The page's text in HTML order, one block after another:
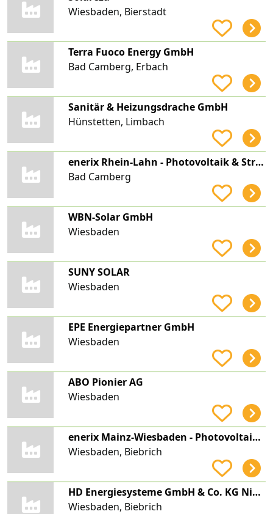
Wiesbaden, Bierstadt
Terra Fuoco Energy GmbH
Bad Camberg, Erbach
Sanitär & Heizungsdrache GmbH
Hünstetten, Limbach
enerix Rhein-Lahn - Photovoltaik & Stromspeicher
Bad Camberg
WBN-Solar GmbH
Wiesbaden
SUNY SOLAR
Wiesbaden
EPE Energiepartner GmbH
Wiesbaden
ABO Pionier AG
Wiesbaden
enerix Mainz-Wiesbaden - Photovoltaik & Stromspeicher
Wiesbaden, Biebrich
HD Energiesysteme GmbH & Co. KG Niederlassung Wiesbaden
Wiesbaden, Biebrich